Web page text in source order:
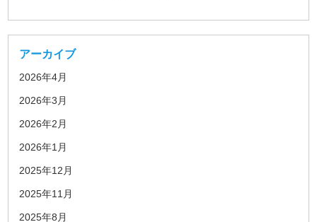
アーカイブ
2026年4月
2026年3月
2026年2月
2026年1月
2025年12月
2025年11月
2025年8月